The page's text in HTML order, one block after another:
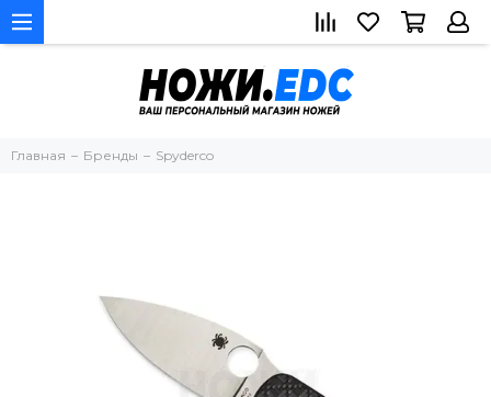
Главная Бренды Spyderco